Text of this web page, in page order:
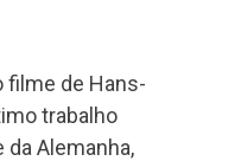
filme de Hans-
trabalho
da Alemanha,